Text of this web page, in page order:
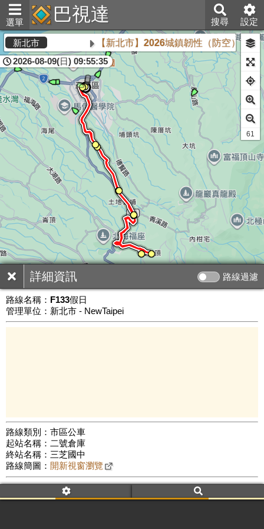
選單 巴視達 搜尋 設定
詳細資訊 路線過濾
路線名稱： F133假日
管理單位：新北市 - NewTaipei
路線類別：市區公車
起站名稱：二號倉庫
終站名稱：三芝國中
路線簡圖： 開新視窗瀏覽
附屬名稱：F133假日
首班時間：平日(--:--)、假日(08:00)
新北市 【新北市】2026城鎮韌性（防空）演
2026-08-09(日) 09:55:35
公車數量: 累計5934、上線5033
61